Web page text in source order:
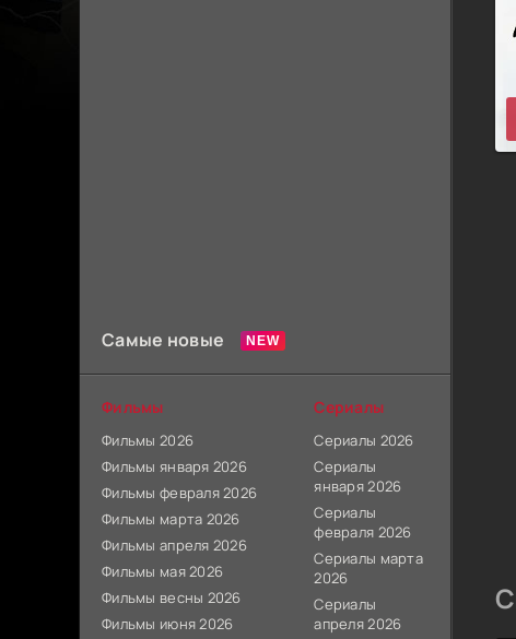
Самые новые
Фильмы
Фильмы 2026
Фильмы января 2026
Фильмы февраля 2026
Фильмы марта 2026
Фильмы апреля 2026
Фильмы мая 2026
Фильмы весны 2026
Фильмы июня 2026
Сериалы
Сериалы 2026
Сериалы
января 2026
Сериалы
февраля 2026
Сериалы марта
2026
Сериалы
апреля 2026